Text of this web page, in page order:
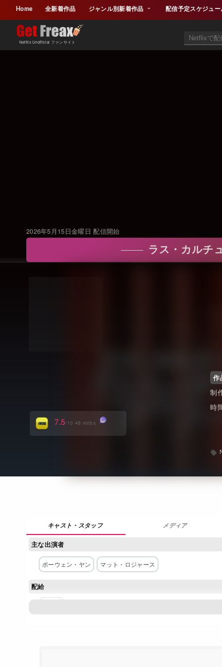
Home 全新着作品 ジャンル別新着作品 配信予定スケジュー
Netflix Unofficial ファンサイト
2026年5月15日金曜日 配信開始
ラス・カルチ
作
制
時
7.5/10 48 votes
メディア
主な出演者
ボーウェン・ヤン マット・ロジャース
配給